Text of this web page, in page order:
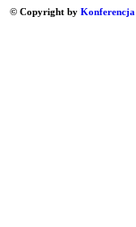
© Copyright by Konferencja